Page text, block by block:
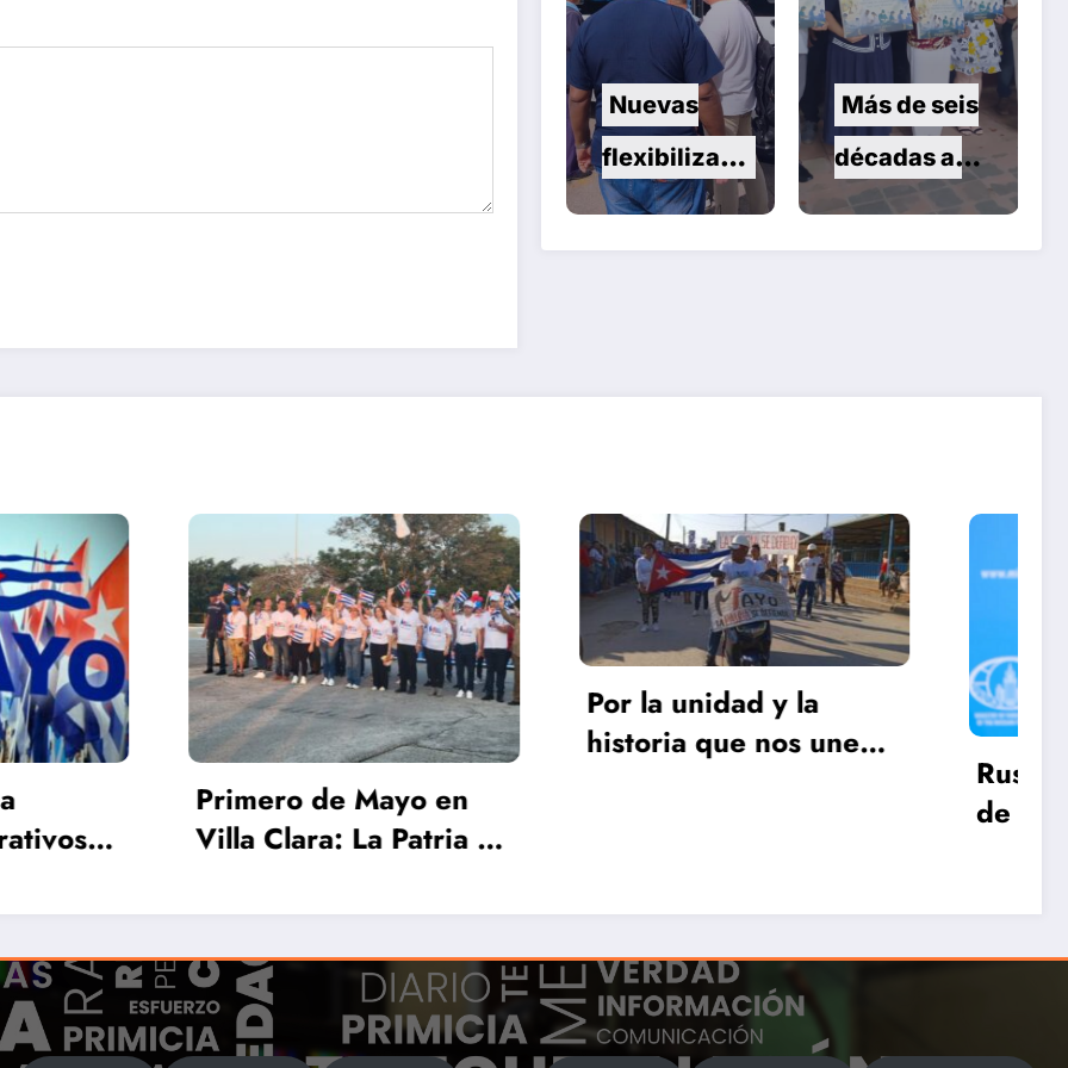
nes para la
vehículos en
servicio de
Nuevas
flexibilizacio
nes para la
vehículos en
Cuba
Más de seis
décadas al
servicio de
de Mayo en
La Patria se
Por la unidad y la
historia que nos une
desfilaron los
Quemadenses
Rusia celebra decisión
de China de rechazar